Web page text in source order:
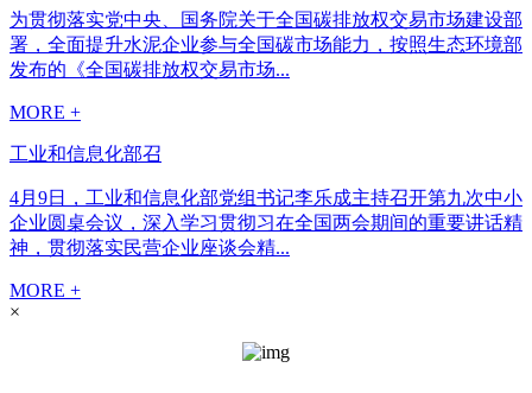
为贯彻落实党中央、国务院关于全国碳排放权交易市场建设部
署，全面提升水泥企业参与全国碳市场能力，按照生态环境部
发布的《全国碳排放权交易市场...
MORE +
工业和信息化部召
4月9日，工业和信息化部党组书记李乐成主持召开第九次中小
企业圆桌会议，深入学习贯彻习在全国两会期间的重要讲话精
神，贯彻落实民营企业座谈会精...
MORE +
×